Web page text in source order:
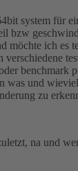
system für
bzw
möchte ich es
benchmark
was und
zu
na und